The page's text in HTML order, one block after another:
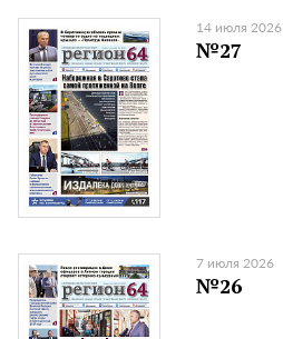
14 июля 2026
№27
7 июля 2026
№26